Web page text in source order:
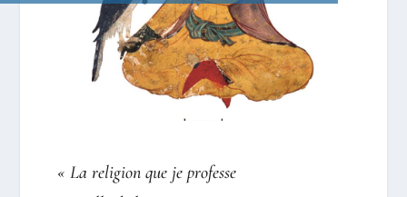
« La religion que je professe